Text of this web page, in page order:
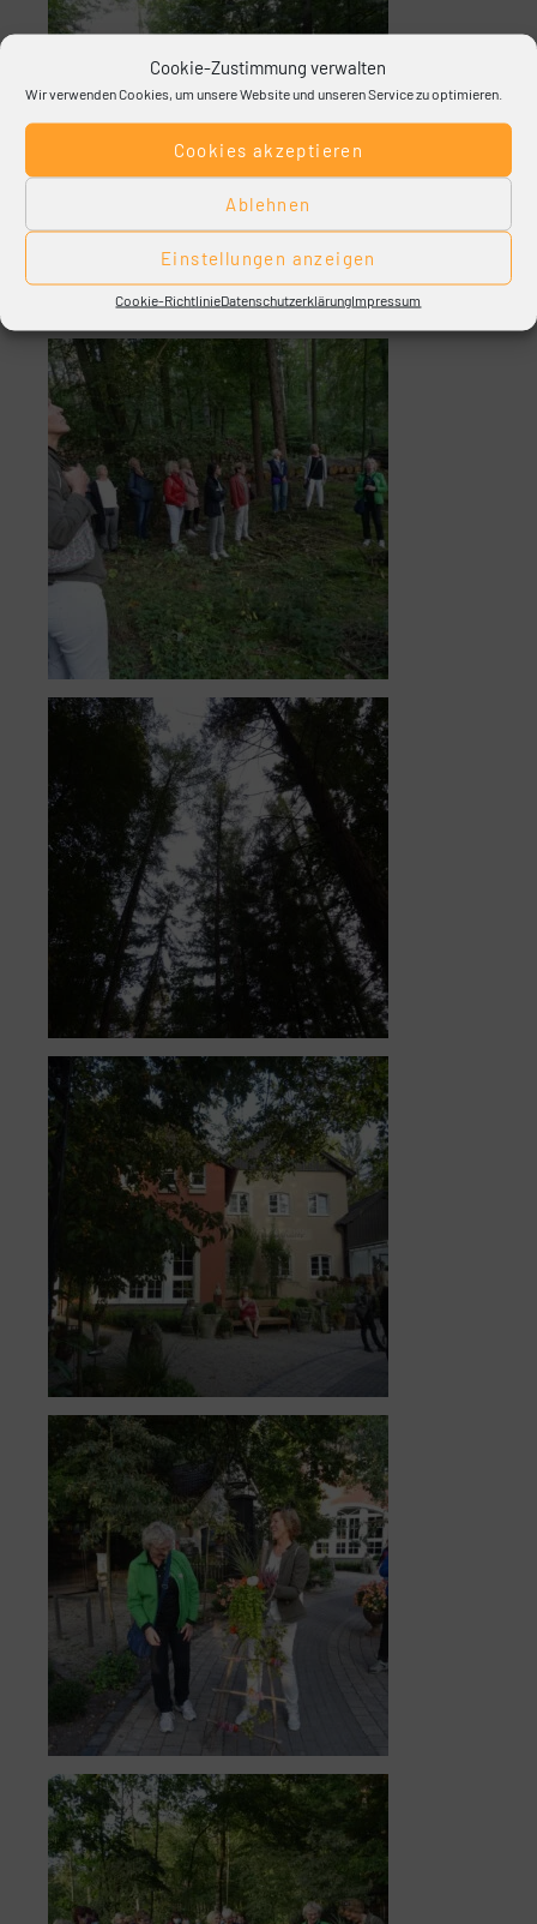
Cookie-Zustimmung verwalten
Wir verwenden Cookies, um unsere Website und unseren Service zu optimieren.
Cookies akzeptieren
Ablehnen
Einstellungen anzeigen
Cookie-RichtlinieDatenschutzerklärungImpressum